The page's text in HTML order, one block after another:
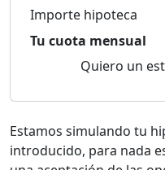
Importe hipoteca
Tu cuota mensual
Quiero un
Estamos simulando tu
introducido, para nada